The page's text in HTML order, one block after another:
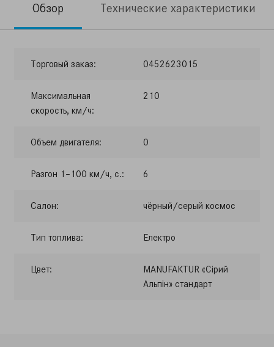
Обзор Технические характеристики
Торговый заказ: 0452623015
Максимальная
скорость, км/ч:
210
Объем двигателя: 0
Разгон 1–100 км/ч, с.: 6
Салон: чёрный/серый космос
Тип топлива: Електро
Цвет:
MANUFAKTUR «Сірий
Альпін» стандарт